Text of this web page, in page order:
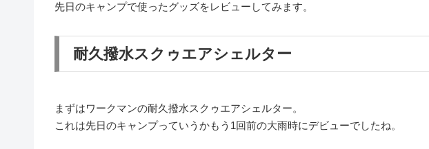
先日のキャンプで使ったグッズをレビューしてみます。
耐久撥水スクゥエアシェルター
まずはワークマンの耐久撥水スクゥエアシェルター。
これは先日のキャンプっていうかもう1回前の大雨時にデビューでしたね。